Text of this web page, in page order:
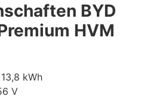
BYD
HVM
kWh
V